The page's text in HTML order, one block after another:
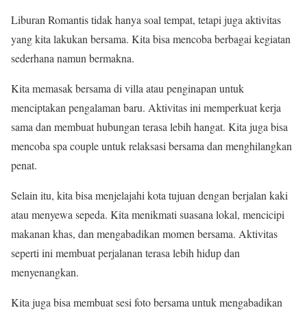
Liburan Romantis tidak hanya soal tempat, tetapi juga aktivitas
yang kita lakukan bersama. Kita bisa mencoba berbagai kegiatan
sederhana namun bermakna.
Kita memasak bersama di villa atau penginapan untuk
menciptakan pengalaman baru. Aktivitas ini memperkuat kerja
sama dan membuat hubungan terasa lebih hangat. Kita juga bisa
mencoba spa couple untuk relaksasi bersama dan menghilangkan
penat.
Selain itu, kita bisa menjelajahi kota tujuan dengan berjalan kaki
atau menyewa sepeda. Kita menikmati suasana lokal, mencicipi
makanan khas, dan mengabadikan momen bersama. Aktivitas
seperti ini membuat perjalanan terasa lebih hidup dan
menyenangkan.
Kita juga bisa membuat sesi foto bersama untuk mengabadikan